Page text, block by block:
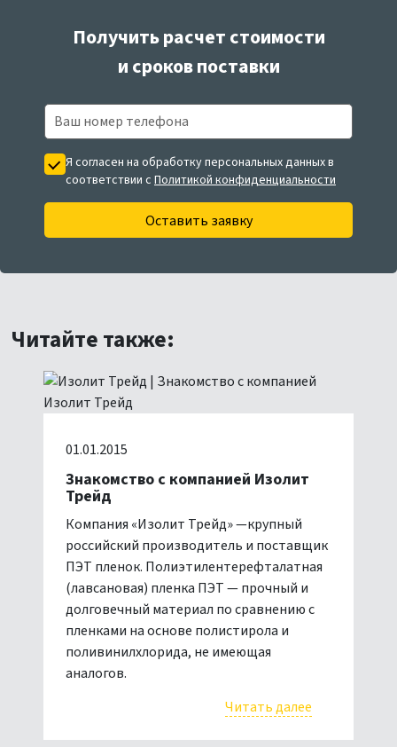
Получить расчет стоимости
и сроков поставки
Я согласен на обработку персональных данных в
соответствии с Политикой конфиденциальности
Оставить заявку
Читайте также:
01.01.2015
Знакомство с компанией Изолит
Трейд
Компания «Изолит Трейд» —крупный
российский производитель и поставщик
ПЭТ пленок. Полиэтилентерефталатная
(лавсановая) пленка ПЭТ — прочный и
долговечный материал по сравнению с
пленками на основе полистирола и
поливинилхлорида, не имеющая
аналогов.
Читать далее